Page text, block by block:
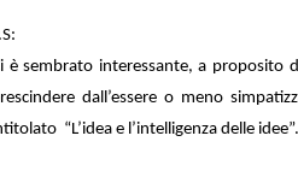
è sembrato interessante, a proposito
dall’essere o meno
“L’idea e l’intelligenza delle